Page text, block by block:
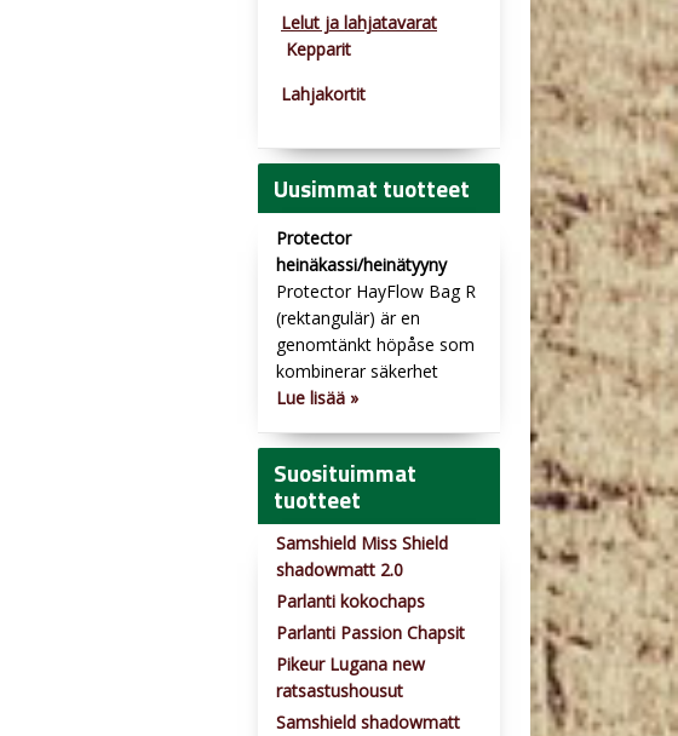
Lelut ja lahjatavarat
Kepparit
Lahjakortit
Uusimmat tuotteet
Protector
heinäkassi/heinätyyny
Protector HayFlow Bag R
(rektangulär) är en
genomtänkt höpåse som
kombinerar säkerhet
Lue lisää »
Suosituimmat
tuotteet
Samshield Miss Shield
shadowmatt 2.0
Parlanti kokochaps
Parlanti Passion Chapsit
Pikeur Lugana new
ratsastushousut
Samshield shadowmatt